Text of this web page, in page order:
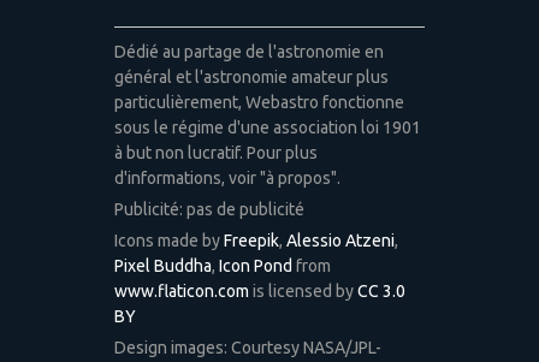
Dédié au partage de l'astronomie en
général et l'astronomie amateur plus
particulièrement, Webastro fonctionne
sous le régime d'une association loi 1901
à but non lucratif. Pour plus
d'informations, voir "à propos".
Publicité: pas de publicité
Icons made byFreepik, Alessio Atzeni,
Pixel Buddha, Icon Pond from
www.flaticon.com is licensed byCC 3.0
BY
Design images: Courtesy NASA/JPL-